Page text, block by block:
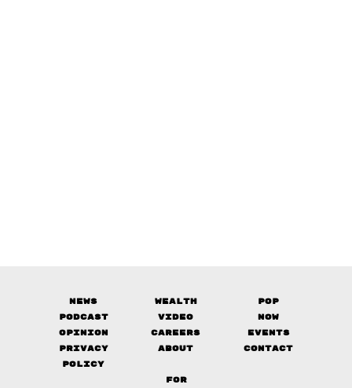
News Wealth
Pop
Podcast
Video
Now
Opinion
Careers
Events
Privacy
Policy
About Contact
FOR